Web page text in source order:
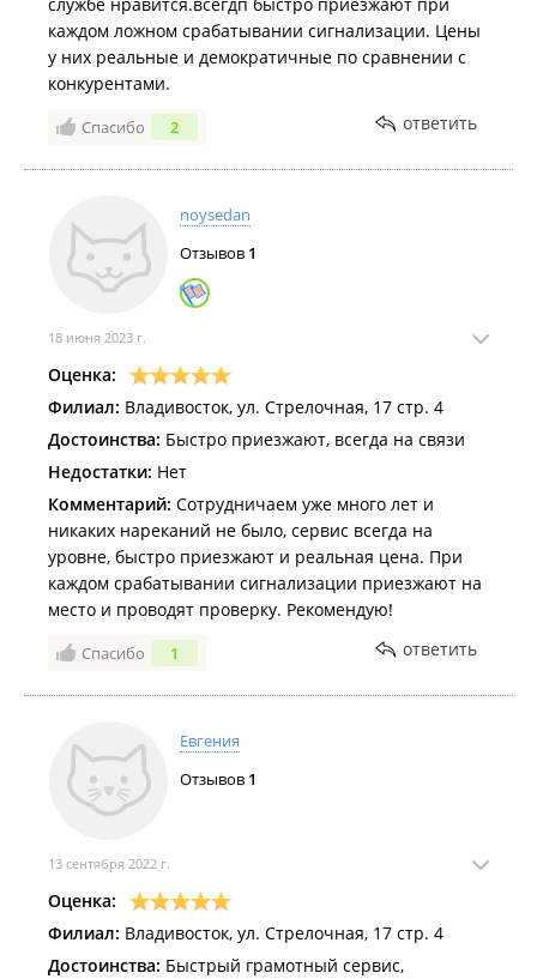
каждом ложном срабатывании сигнализации. Цены
у них реальные и демократичные по сравнении с
конкурентами.
Спасибо 2 ответить
noysedan
Отзывов 1
18 июня 2023 г.
Оценка:
Филиал: Владивосток, ул. Стрелочная, 17 стр. 4
Достоинства: Быстро приезжают, всегда на связи
Недостатки: Нет
Комментарий: Сотрудничаем уже много лет и
никаких нареканий не было, сервис всегда на
уровне, быстро приезжают и реальная цена. При
каждом срабатывании сигнализации приезжают на
место и проводят проверку. Рекомендую!
Спасибо 1 ответить
Евгения
Отзывов 1
13 сентября 2022 г.
Оценка:
Филиал: Владивосток, ул. Стрелочная, 17 стр. 4
Достоинства: Быстрый грамотный сервис,